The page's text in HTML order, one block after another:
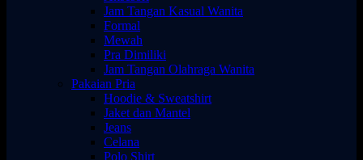
Jam Tangan Kasual Wanita
Formal
Mewah
Pra Dimiliki
Jam Tangan Olahraga Wanita
Pakaian Pria
Hoodie & Sweatshirt
Jaket dan Mantel
Jeans
Celana
Polo Shirt